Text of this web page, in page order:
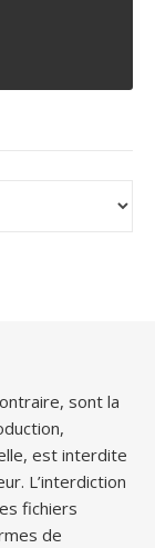
sont la
est interdite
L’interdiction
fichiers
de